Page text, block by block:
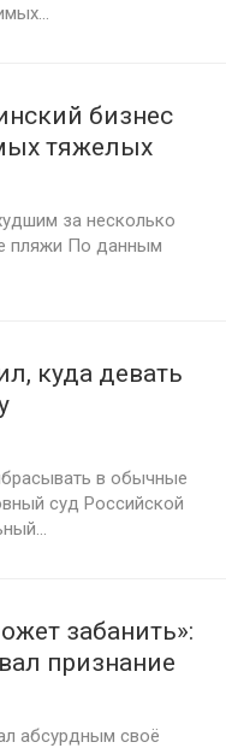
бизнес
тяжелых
за несколько
пляжи По данным
куда девать
в обычные
суд Российской
забанить»:
признание
абсурдным своё